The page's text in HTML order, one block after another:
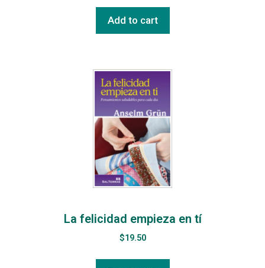
Add to cart
La felicidad empieza en tí
$19.50